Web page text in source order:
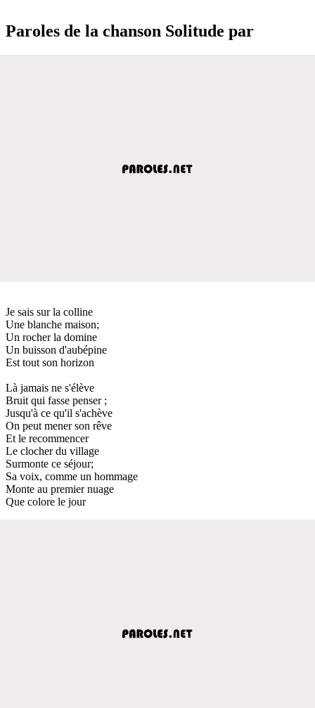
Paroles de la chanson Solitude par
Je sais sur la colline
Une blanche maison;
Un rocher la domine
Un buisson d'aubépine
Est tout son horizon
Là jamais ne s'élève
Bruit qui fasse penser ;
Jusqu'à ce qu'il s'achève
On peut mener son rêve
Et le recommencer
Le clocher du village
Surmonte ce séjour;
Sa voix, comme un hommage
Monte au premier nuage
Que colore le jour